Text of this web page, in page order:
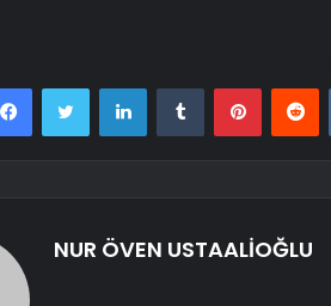
FacebookTwitter LinkedInTumblr Pinterest
NUR ÖVEN USTAALİOĞLU